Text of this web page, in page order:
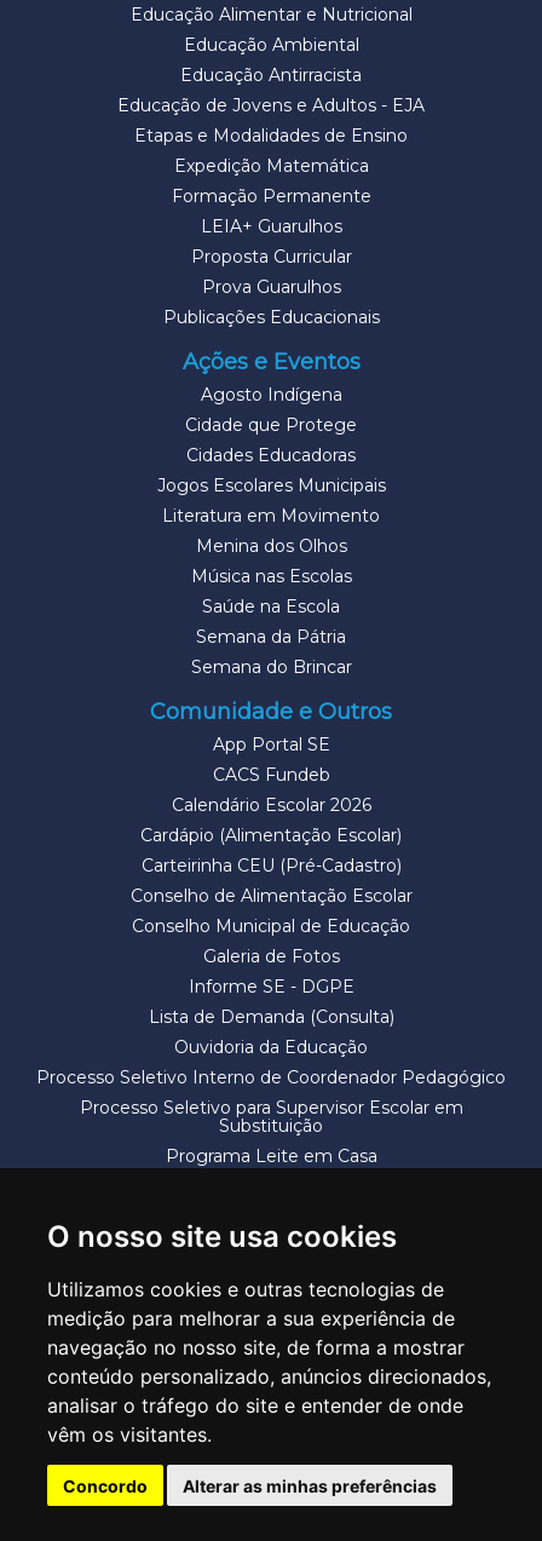
O nosso site usa cookies
Utilizamos cookies e outras tecnologias de
medição para melhorar a sua experiência de
navegação no nosso site, de forma a mostrar
conteúdo personalizado, anúncios direcionados,
analisar o tráfego do site e entender de onde
vêm os visitantes.
Concordo Alterar as minhas preferências
Educação Alimentar e Nutricional
Educação Ambiental
Educação Antirracista
Educação de Jovens e Adultos - EJA
Etapas e Modalidades de Ensino
Expedição Matemática
Formação Permanente
LEIA+ Guarulhos
Proposta Curricular
Prova Guarulhos
Publicações Educacionais
Ações e Eventos
Agosto Indígena
Cidade que Protege
Cidades Educadoras
Jogos Escolares Municipais
Literatura em Movimento
Menina dos Olhos
Música nas Escolas
Saúde na Escola
Semana da Pátria
Semana do Brincar
Comunidade e Outros
App Portal SE
CACS Fundeb
Calendário Escolar 2026
Cardápio (Alimentação Escolar)
Carteirinha CEU (Pré-Cadastro)
Conselho de Alimentação Escolar
Conselho Municipal de Educação
Galeria de Fotos
Informe SE - DGPE
Lista de Demanda (Consulta)
Ouvidoria da Educação
Processo Seletivo Interno de Coordenador Pedagógico
Processo Seletivo para Supervisor Escolar em
Substituição
Programa Leite em Casa
SECRETARIA DE EDUCAÇÃO
Rua Claudino Barbosa, 313 - Macedo - Guarulhos/SP CEP 07113-040
Central de Atendimento: *55 11 2475-7300